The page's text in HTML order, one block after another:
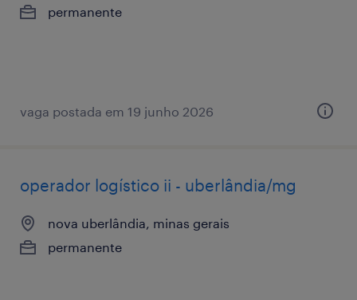
permanente
vaga postada em 19 junho 2026
operador logístico ii - uberlândia/mg
nova uberlândia, minas gerais
permanente